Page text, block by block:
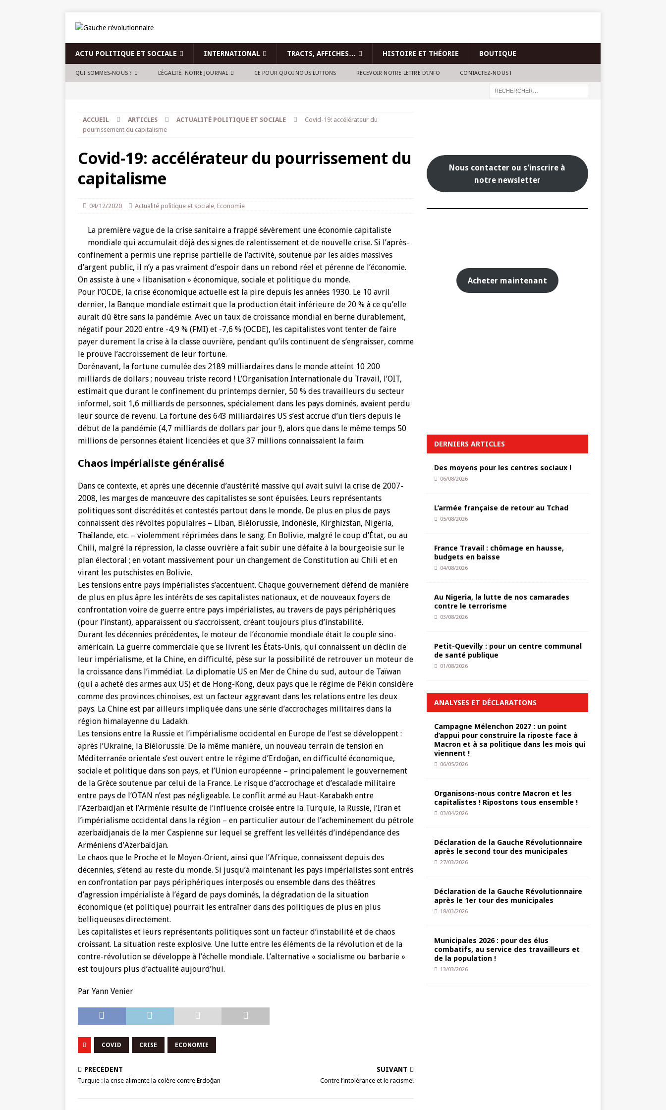
ACTU POLITIQUE ET SOCIALE INTERNATIONAL TRACTS, AFFICHES… HISTOIRE ET THÉORIE BOUTIQUE
QUI SOMMES-NOUS ? L’ÉGALITÉ, NOTRE JOURNAL CE POUR QUOI NOUS LUTTONS RECEVOIR NOTRE LETTRE D’INFO CONTACTEZ-NOUS !
ACCUEIL ARTICLES ACTUALITÉ POLITIQUE ET SOCIALE
Covid-19: accélérateur du
pourrissement du capitalisme
Covid-19: accélérateur du pourrissement du
capitalisme
04/12/2020 Actualité politique et sociale, Economie
La première vague de la crise sanitaire a frappé sévèrement une économie capitaliste
mondiale qui accumulait déjà des signes de ralentissement et de nouvelle crise. Si l’après-
confinement a permis une reprise partielle de l’activité, soutenue par les aides massives
d’argent public, il n’y a pas vraiment d’espoir dans un rebond réel et pérenne de l’économie.
On assiste à une « libanisation » économique, sociale et politique du monde.
Pour l’OCDE, la crise économique actuelle est la pire depuis les années 1930. Le 10 avril
dernier, la Banque mondiale estimait que la production était inférieure de 20 % à ce qu’elle
aurait dû être sans la pandémie. Avec un taux de croissance mondial en berne durablement,
négatif pour 2020 entre -4,9 % (FMI) et -7,6 % (OCDE), les capitalistes vont tenter de faire
payer durement la crise à la classe ouvrière, pendant qu’ils continuent de s’engraisser, comme
le prouve l’accroissement de leur fortune.
Dorénavant, la fortune cumulée des 2189 milliardaires dans le monde atteint 10 200
milliards de dollars ; nouveau triste record ! L’Organisation Internationale du Travail, l’OIT,
estimait que durant le confinement du printemps dernier, 50 % des travailleurs du secteur
informel, soit 1,6 milliards de personnes, spécialement dans les pays dominés, avaient perdu
leur source de revenu. La fortune des 643 milliardaires US s’est accrue d’un tiers depuis le
début de la pandémie (4,7 milliards de dollars par jour !), alors que dans le même temps 50
millions de personnes étaient licenciées et que 37 millions connaissaient la faim.
Chaos impérialiste généralisé
Dans ce contexte, et après une décennie d’austérité massive qui avait suivi la crise de 2007-
2008, les marges de manœuvre des capitalistes se sont épuisées. Leurs représentants
politiques sont discrédités et contestés partout dans le monde. De plus en plus de pays
connaissent des révoltes populaires – Liban, Biélorussie, Indonésie, Kirghizstan, Nigeria,
Thaïlande, etc. – violemment réprimées dans le sang. En Bolivie, malgré le coup d’État, ou au
Chili, malgré la répression, la classe ouvrière a fait subir une défaite à la bourgeoisie sur le
plan électoral ; en votant massivement pour un changement de Constitution au Chili et en
virant les putschistes en Bolivie.
Les tensions entre pays impérialistes s’accentuent. Chaque gouvernement défend de manière
de plus en plus âpre les intérêts de ses capitalistes nationaux, et de nouveaux foyers de
confrontation voire de guerre entre pays impérialistes, au travers de pays périphériques
(pour l’instant), apparaissent ou s’accroissent, créant toujours plus d’instabilité.
Durant les décennies précédentes, le moteur de l’économie mondiale était le couple sino-
américain. La guerre commerciale que se livrent les États-Unis, qui connaissent un déclin de
leur impérialisme, et la Chine, en difficulté, pèse sur la possibilité de retrouver un moteur de
la croissance dans l’immédiat. La diplomatie US en Mer de Chine du sud, autour de Taïwan
(qui a acheté des armes aux US) et de Hong-Kong, deux pays que le régime de Pékin considère
comme des provinces chinoises, est un facteur aggravant dans les relations entre les deux
pays. La Chine est par ailleurs impliquée dans une série d’accrochages militaires dans la
région himalayenne du Ladakh.
Les tensions entre la Russie et l’impérialisme occidental en Europe de l’est se développent :
après l’Ukraine, la Biélorussie. De la même manière, un nouveau terrain de tension en
Méditerranée orientale s’est ouvert entre le régime d’Erdoğan, en difficulté économique,
sociale et politique dans son pays, et l’Union européenne – principalement le gouvernement
de la Grèce soutenue par celui de la France. Le risque d’accrochage et d’escalade militaire
entre pays de l’OTAN n’est pas négligeable. Le conflit armé au Haut-Karabakh entre
l’Azerbaïdjan et l’Arménie résulte de l’influence croisée entre la Turquie, la Russie, l’Iran et
l’impérialisme occidental dans la région – en particulier autour de l’acheminement du pétrole
azerbaïdjanais de la mer Caspienne sur lequel se greffent les velléités d’indépendance des
Arméniens d’Azerbaïdjan.
Le chaos que le Proche et le Moyen-Orient, ainsi que l’Afrique, connaissent depuis des
décennies, s’étend au reste du monde. Si jusqu’à maintenant les pays impérialistes sont entrés
en confrontation par pays périphériques interposés ou ensemble dans des théâtres
d’agression impérialiste à l’égard de pays dominés, la dégradation de la situation
économique (et politique) pourrait les entraîner dans des politiques de plus en plus
belliqueuses directement.
Les capitalistes et leurs représentants politiques sont un facteur d’instabilité et de chaos
croissant. La situation reste explosive. Une lutte entre les éléments de la révolution et de la
contre-révolution se développe à l’échelle mondiale. L’alternative « socialisme ou barbarie »
est toujours plus d’actualité aujourd’hui.
Par Yann Venier
COVID CRISE ECONOMIE
PRÉCÉDENT
Turquie : la crise alimente la colère contre Erdoğan
SUIVANT
Contre l’intolérance et le racisme!
Nous contacter ou s'inscrire à
notre newsletter
Acheter maintenant
DERNIERS ARTICLES
Des moyens pour les centres sociaux !
06/08/2026
L’armée française de retour au Tchad
05/08/2026
France Travail : chômage en hausse,
budgets en baisse
04/08/2026
Au Nigeria, la lutte de nos camarades
contre le terrorisme
03/08/2026
Petit-Quevilly : pour un centre communal
de santé publique
01/08/2026
ANALYSES ET DÉCLARATIONS
Campagne Mélenchon 2027 : un point
d’appui pour construire la riposte face à
Macron et à sa politique dans les mois qui
viennent !
06/05/2026
Organisons-nous contre Macron et les
capitalistes ! Ripostons tous ensemble !
03/04/2026
Déclaration de la Gauche Révolutionnaire
après le second tour des municipales
27/03/2026
Déclaration de la Gauche Révolutionnaire
après le 1er tour des municipales
18/03/2026
Municipales 2026 : pour des élus
combatifs, au service des travailleurs et
de la population !
13/03/2026